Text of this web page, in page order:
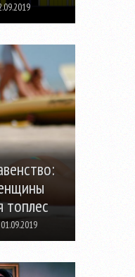
топлес